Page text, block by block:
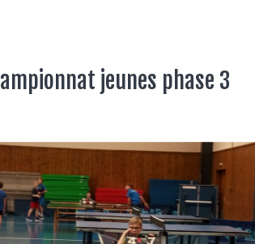
jeunes phase 3